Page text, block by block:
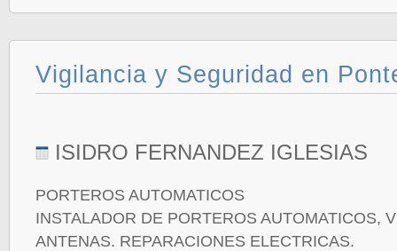
Vigilancia y Seguridad en
ISIDRO FERNANDEZ IGLESIAS
PORTEROS AUTOMATICOS
INSTALADOR DE PORTEROS AUTOMATICOS,
ANTENAS. REPARACIONES ELECTRICAS.